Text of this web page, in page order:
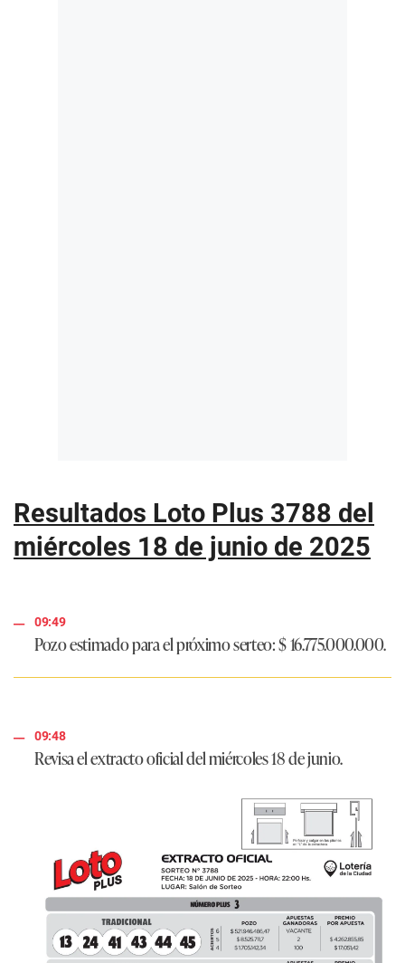
Resultados Loto Plus 3788 del
miércoles 18 de junio de 2025
09:49
Pozo estimado para el próximo serteo:$ 16.775.000.000.
09:48
Revisa el extracto oficial del miércoles 18 de junio.